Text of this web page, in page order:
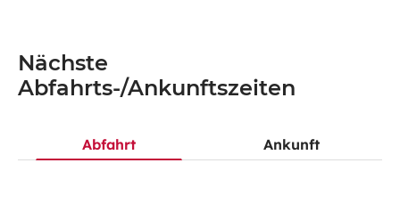
Nächste
Abfahrts-/Ankunftszeiten
Abfahrt Ankunft